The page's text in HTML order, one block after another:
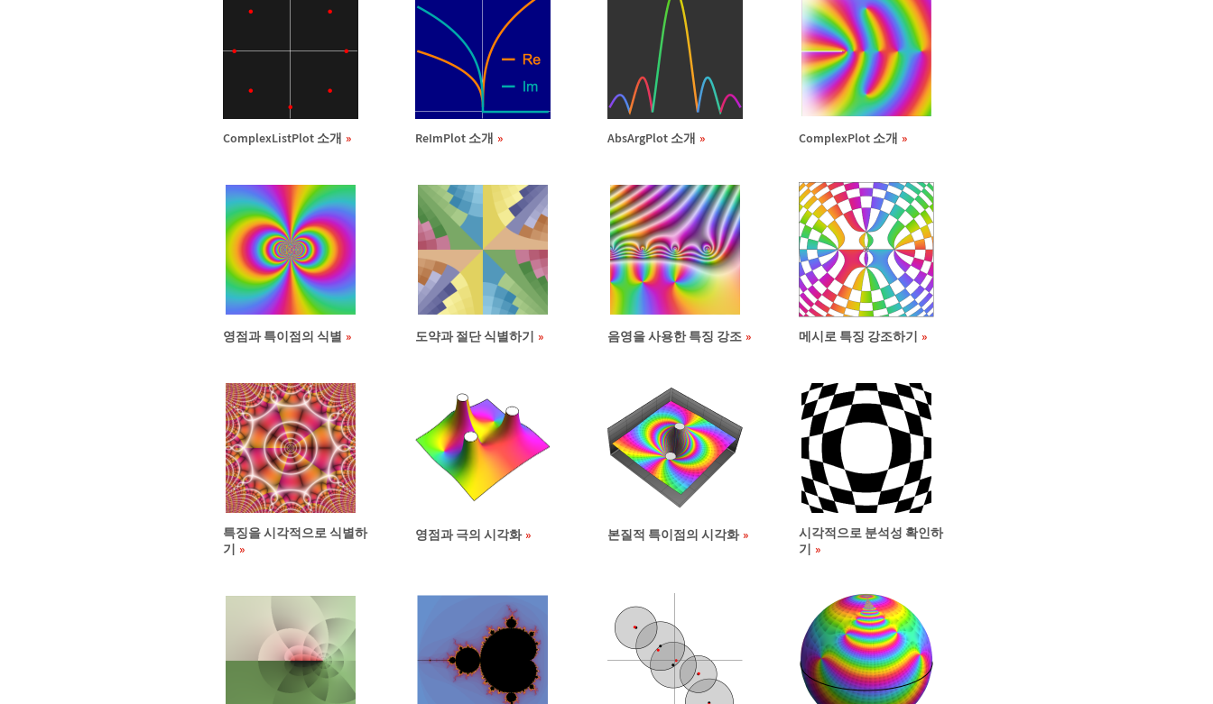
ComplexListPlot 소개 ReImPlot 소개 AbsArgPlot 소개 ComplexPlot 소개
영점과 특이점의 식별 도약과 절단 식별하기 음영을 사용한 특징 강조 메시로 특징 강조하기
특징을 시각적으로 식별하
기
영점과 극의 시각화 본질적 특이점의 시각화
시각적으로 분석성 확인하
기